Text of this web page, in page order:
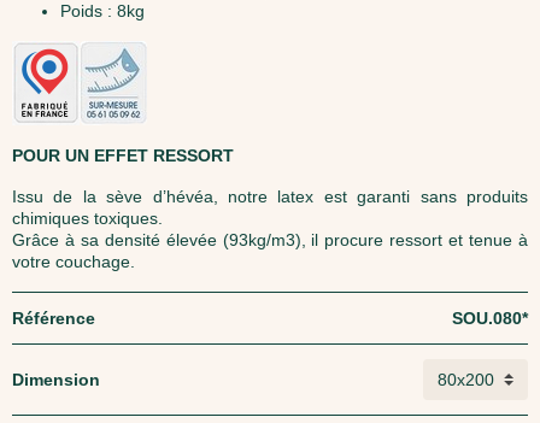
Poids : 8kg
POUR UN EFFET RESSORT
Issu de la sève d’hévéa, notre latex est garanti sans produits
chimiques toxiques.
Grâce à sa densité élevée (93kg/m3), il procure ressort et tenue à
votre couchage.
Référence SOU.080*
Dimension